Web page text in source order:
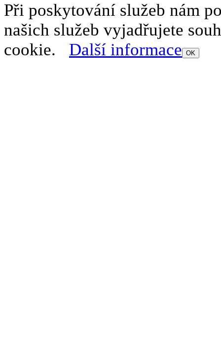
Při poskytování služeb nám
našich služeb vyjadřujete
cookie. Další informace